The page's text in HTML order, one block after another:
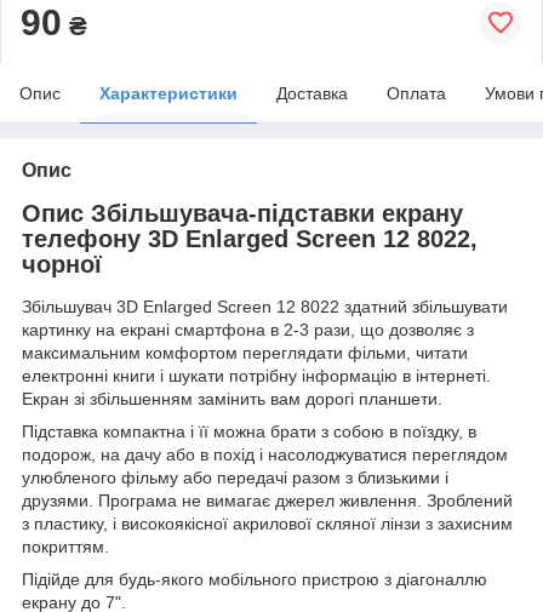
90 ₴
Опис Характеристики Доставка Оплата Умови
Опис
Опис Збільшувача-підставки екрану
телефону 3D Enlarged Screen 12 8022,
чорної
Збільшувач 3D Enlarged Screen 12 8022 здатний збільшувати
картинку на екрані смартфона в 2-3 рази, що дозволяє з
максимальним комфортом переглядати фільми, читати
електронні книги і шукати потрібну інформацію в інтернеті.
Екран зі збільшенням замінить вам дорогі планшети.
Підставка компактна і її можна брати з собою в поїздку, в
подорож, на дачу або в похід і насолоджуватися переглядом
улюбленого фільму або передачі разом з близькими і
друзями. Програма не вимагає джерел живлення. Зроблений
з пластику, і високоякісної акрилової скляної лінзи з захисним
покриттям.
Підійде для будь-якого мобільного пристрою з діагоналлю
екрану до 7".